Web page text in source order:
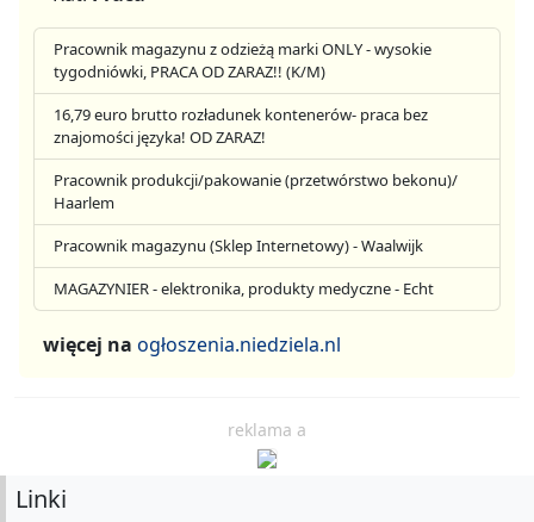
Pracownik magazynu z odzieżą marki ONLY - wysokie
tygodniówki, PRACA OD ZARAZ!! (K/M)
16,79 euro brutto rozładunek kontenerów- praca bez
znajomości języka! OD ZARAZ!
Pracownik produkcji/pakowanie (przetwórstwo bekonu)/
Haarlem
Pracownik magazynu (Sklep Internetowy) - Waalwijk
MAGAZYNIER - elektronika, produkty medyczne - Echt
więcej na ogłoszenia.niedziela.nl
reklama a
Linki